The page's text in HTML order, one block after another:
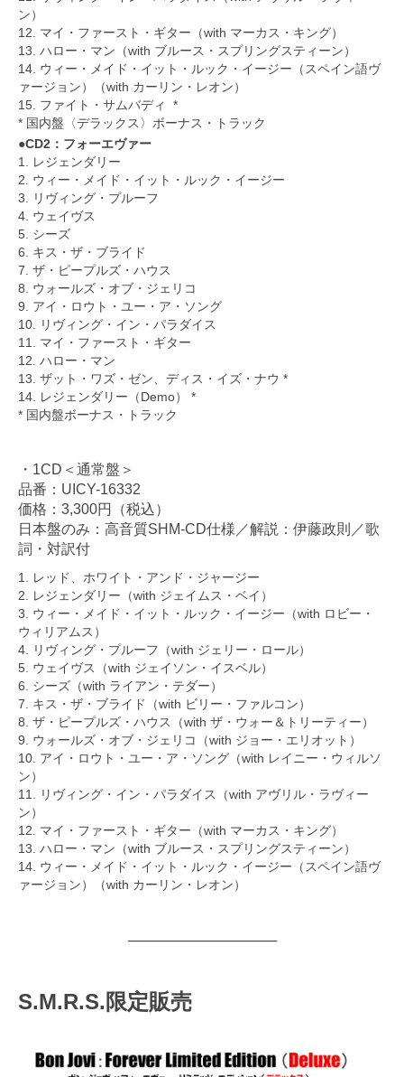
ン）
12. マイ・ファースト・ギター（with マーカス・キング）
13. ハロー・マン（with ブルース・スプリングスティーン）
14. ウィー・メイド・イット・ルック・イージー（スペイン語ヴ
ァージョン）（with カーリン・レオン）
15. ファイト・サムバディ *
* 国内盤〈デラックス〉ボーナス・トラック
●CD2：フォーエヴァー
1. レジェンダリー
2. ウィー・メイド・イット・ルック・イージー
3. リヴィング・プルーフ
4. ウェイヴス
5. シーズ
6. キス・ザ・ブライド
7. ザ・ピープルズ・ハウス
8. ウォールズ・オブ・ジェリコ
9. アイ・ロウト・ユー・ア・ソング
10. リヴィング・イン・パラダイス
11. マイ・ファースト・ギター
12. ハロー・マン
13. ザット・ワズ・ゼン、ディス・イズ・ナウ *
14. レジェンダリー（Demo） *
* 国内盤ボーナス・トラック
・1CD＜通常盤＞
品番：UICY-16332
価格：3,300円（税込）
日本盤のみ：高音質SHM-CD仕様／解説：伊藤政則／歌
詞・対訳付
1. レッド、ホワイト・アンド・ジャージー
2. レジェンダリー（with ジェイムス・ベイ）
3. ウィー・メイド・イット・ルック・イージー（with ロビー・
ウィリアムス）
4. リヴィング・プルーフ（with ジェリー・ロール）
5. ウェイヴス（with ジェイソン・イスベル）
6. シーズ（with ライアン・テダー）
7. キス・ザ・ブライド（with ビリー・ファルコン）
8. ザ・ピープルズ・ハウス（with ザ・ウォー＆トリーティー）
9. ウォールズ・オブ・ジェリコ（with ジョー・エリオット）
10. アイ・ロウト・ユー・ア・ソング（with レイニー・ウィルソ
ン）
11. リヴィング・イン・パラダイス（with アヴリル・ラヴィー
ン）
12. マイ・ファースト・ギター（with マーカス・キング）
13. ハロー・マン（with ブルース・スプリングスティーン）
14. ウィー・メイド・イット・ルック・イージー（スペイン語ヴ
ァージョン）（with カーリン・レオン）
───────────────
S.M.R.S.限定販売